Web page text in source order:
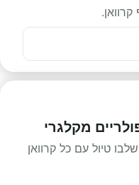
מקלגרי
טיול עם כל קרוואן